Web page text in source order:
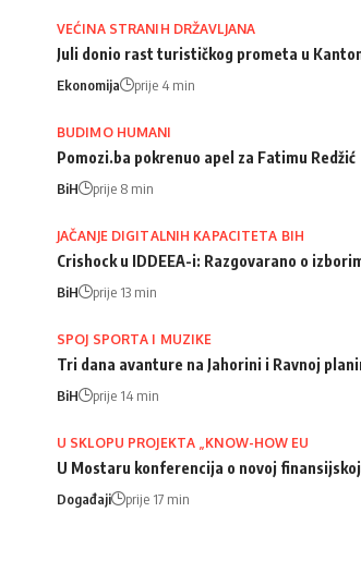
VEĆINA STRANIH DRŽAVLJANA
Juli donio rast turističkog prometa u
Ekonomija prije 4 min
BUDIMO HUMANI
Pomozi.ba pokrenuo apel za Fatimu Redžić
BiH prije 8 min
JAČANJE DIGITALNIH KAPACITETA BIH
Crishock u IDDEEA-i: Razgovarano o
BiH prije 13 min
SPOJ SPORTA I MUZIKE
Tri dana avanture na Jahorini i Ravnoj
BiH prije 14 min
U SKLOPU PROJEKTA „KNOW-HOW EU
U Mostaru konferencija o novoj
Događaji prije 17 min